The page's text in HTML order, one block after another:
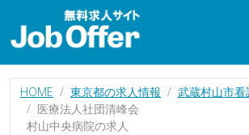
HOME 東京都の求人情報
武蔵村山市看
医療法人社団清峰会
村山中央病院の求人